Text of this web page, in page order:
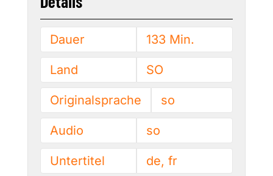
Dauer 133 Min.
Land SO
Originalsprache so
Audio so
Untertitel de, fr